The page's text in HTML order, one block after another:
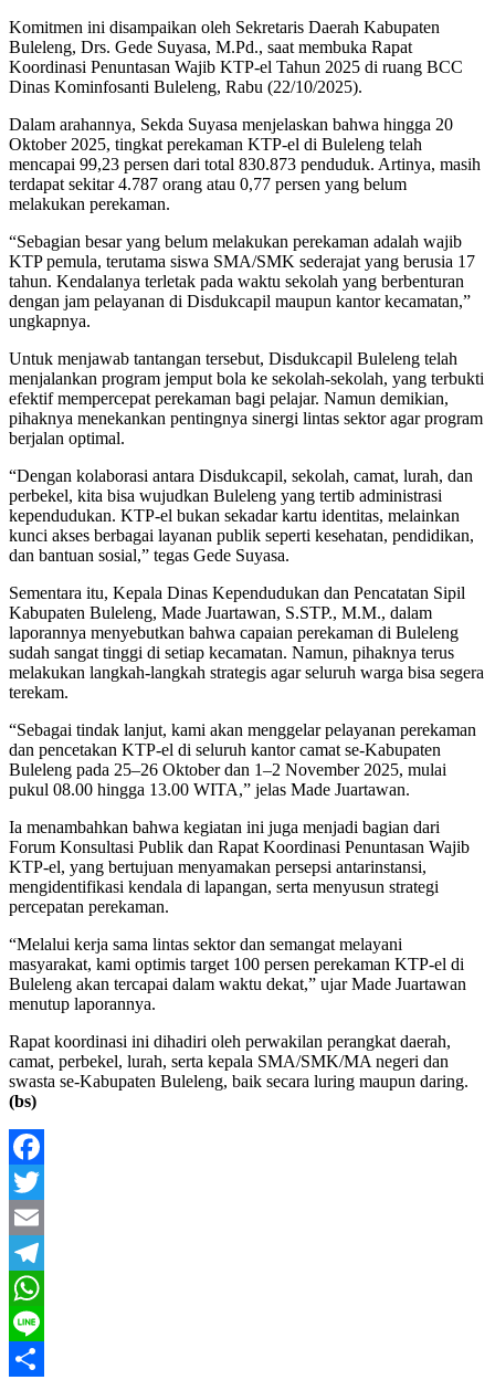
Komitmen ini disampaikan oleh Sekretaris Daerah Kabupaten
Buleleng, Drs. Gede Suyasa, M.Pd., saat membuka Rapat
Koordinasi Penuntasan Wajib KTP-el Tahun 2025 di ruang BCC
Dinas Kominfosanti Buleleng, Rabu (22/10/2025).
Dalam arahannya, Sekda Suyasa menjelaskan bahwa hingga 20
Oktober 2025, tingkat perekaman KTP-el di Buleleng telah
mencapai 99,23 persen dari total 830.873 penduduk. Artinya, masih
terdapat sekitar 4.787 orang atau 0,77 persen yang belum
melakukan perekaman.
“Sebagian besar yang belum melakukan perekaman adalah wajib
KTP pemula, terutama siswa SMA/SMK sederajat yang berusia 17
tahun. Kendalanya terletak pada waktu sekolah yang berbenturan
dengan jam pelayanan di Disdukcapil maupun kantor kecamatan,”
ungkapnya.
Untuk menjawab tantangan tersebut, Disdukcapil Buleleng telah
menjalankan program jemput bola ke sekolah-sekolah, yang terbukti
efektif mempercepat perekaman bagi pelajar. Namun demikian,
pihaknya menekankan pentingnya sinergi lintas sektor agar program
berjalan optimal.
“Dengan kolaborasi antara Disdukcapil, sekolah, camat, lurah, dan
perbekel, kita bisa wujudkan Buleleng yang tertib administrasi
kependudukan. KTP-el bukan sekadar kartu identitas, melainkan
kunci akses berbagai layanan publik seperti kesehatan, pendidikan,
dan bantuan sosial,” tegas Gede Suyasa.
Sementara itu, Kepala Dinas Kependudukan dan Pencatatan Sipil
Kabupaten Buleleng, Made Juartawan, S.STP., M.M., dalam
laporannya menyebutkan bahwa capaian perekaman di Buleleng
sudah sangat tinggi di setiap kecamatan. Namun, pihaknya terus
melakukan langkah-langkah strategis agar seluruh warga bisa segera
terekam.
“Sebagai tindak lanjut, kami akan menggelar pelayanan perekaman
dan pencetakan KTP-el di seluruh kantor camat se-Kabupaten
Buleleng pada 25–26 Oktober dan 1–2 November 2025, mulai
pukul 08.00 hingga 13.00 WITA,” jelas Made Juartawan.
Ia menambahkan bahwa kegiatan ini juga menjadi bagian dari
Forum Konsultasi Publik dan Rapat Koordinasi Penuntasan Wajib
KTP-el, yang bertujuan menyamakan persepsi antarinstansi,
mengidentifikasi kendala di lapangan, serta menyusun strategi
percepatan perekaman.
“Melalui kerja sama lintas sektor dan semangat melayani
masyarakat, kami optimis target 100 persen perekaman KTP-el di
Buleleng akan tercapai dalam waktu dekat,” ujar Made Juartawan
menutup laporannya.
Rapat koordinasi ini dihadiri oleh perwakilan perangkat daerah,
camat, perbekel, lurah, serta kepala SMA/SMK/MA negeri dan
swasta se-Kabupaten Buleleng, baik secara luring maupun daring.
(bs)
Facebook
Twitter
Email
Telegram
WhatsApp
Line